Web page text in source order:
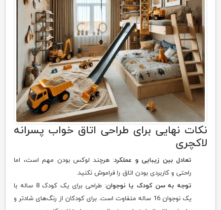
نکات نهایی برای طراحی اتاق خواب پسرانه
لاکچری
تعادل بین زیبایی و عملکرد: هرچند لوکس بودن مهم است، اما
راحتی و کاربردی بودن اتاق را فراموش نکنید.
توجه به سن کودک یا نوجوان
: طراحی برای یک کودک 8 ساله با
یک نوجوان 16 ساله متفاوت است. برای کودکان از رنگ‌های شادتر و